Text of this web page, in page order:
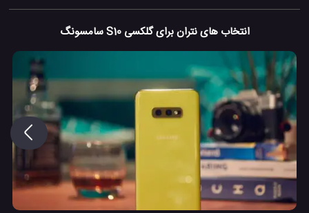
انتخاب های نتران برای گلکسی S10 سامسونگ